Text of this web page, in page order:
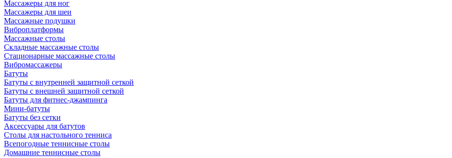
Массажеры для ног
Массажеры для шеи
Массажные подушки
Виброплатформы
Массажные столы
Складные массажные столы
Стационарные массажные столы
Вибромассажеры
Батуты
Батуты с внутренней защитной сеткой
Батуты с внешней защитной сеткой
Батуты для фитнес-джампинга
Мини-батуты
Батуты без сетки
Аксессуары для батутов
Столы для настольного тенниса
Всепогодные теннисные столы
Домашние теннисные столы